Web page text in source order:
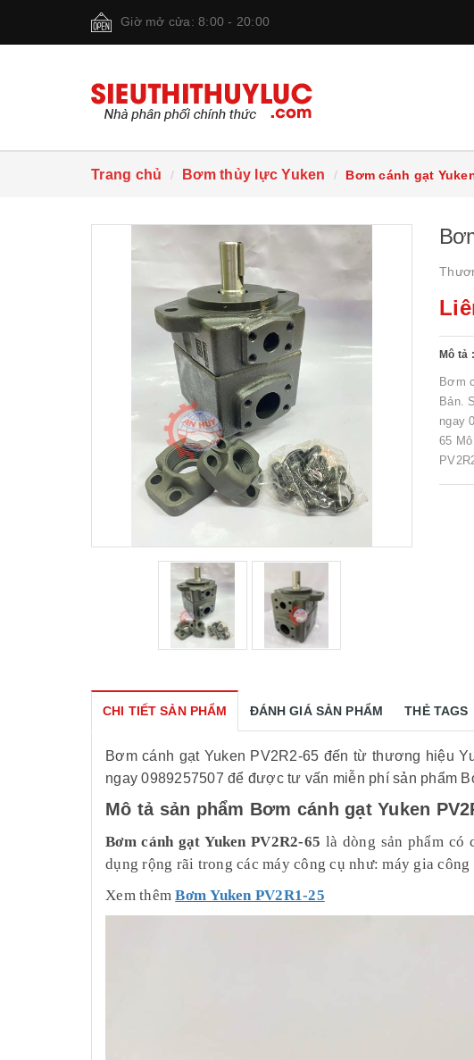
Giờ mở cửa: 8:00 - 20:00
Trang chủ Bơm thủy lực Yuken Bơm cánh gạt
Mô tả :
Bơm
Bản.
ngay
65
CHI TIẾT SẢN PHẨM ĐÁNH GIÁ SẢN PHẨM THẺ TAGS
Bơm cánh gạt Yuken PV2R2-65 đến từ thương hiệu
ngay 0989257507 để được tư vấn miễn phí sản phẩm
Mô tả sản phẩm Bơm cánh gạt Yuken
Bơm cánh gạt Yuken PV2R2-65 là dòng sản phẩm có
dụng rộng rãi trong các máy công cụ như: máy gia
Xem thêmBơm Yuken PV2R1-25